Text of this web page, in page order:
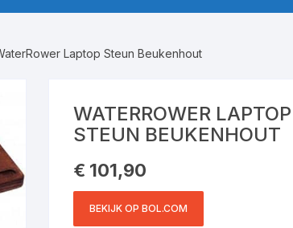
Pro
informatie
Roeitrainers
Roeitrainer kopen tips
Laptop Steun Beukenhout
WATERROWER LAPTOP
STEUN BEUKENHOUT
€ 101,90
BEKIJK OP BOL.COM